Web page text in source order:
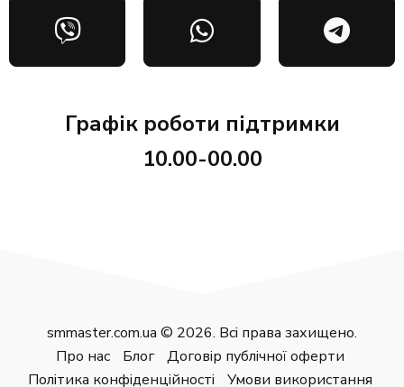
Графік роботи підтримки
10.00-00.00
smmaster.com.ua © 2026. Всі права захищено.
Про нас
Блог
Договір публічної оферти
Політика конфіденційності
Умови використання